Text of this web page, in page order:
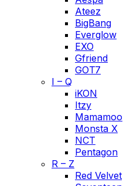
Ateez
BigBang
Everglow
EXO
Gfriend
GOT7
I – Q
iKON
Itzy
Mamamoo
Monsta X
NCT
Pentagon
R – Z
Red Velvet